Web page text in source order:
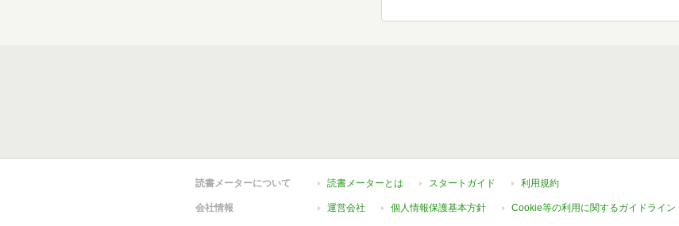
読書メーターについて 読書メーターとは スタートガイド 利用規約
会社情報 運営会社 個人情報保護基本方針 Cookie等の利用に関するガイドライン